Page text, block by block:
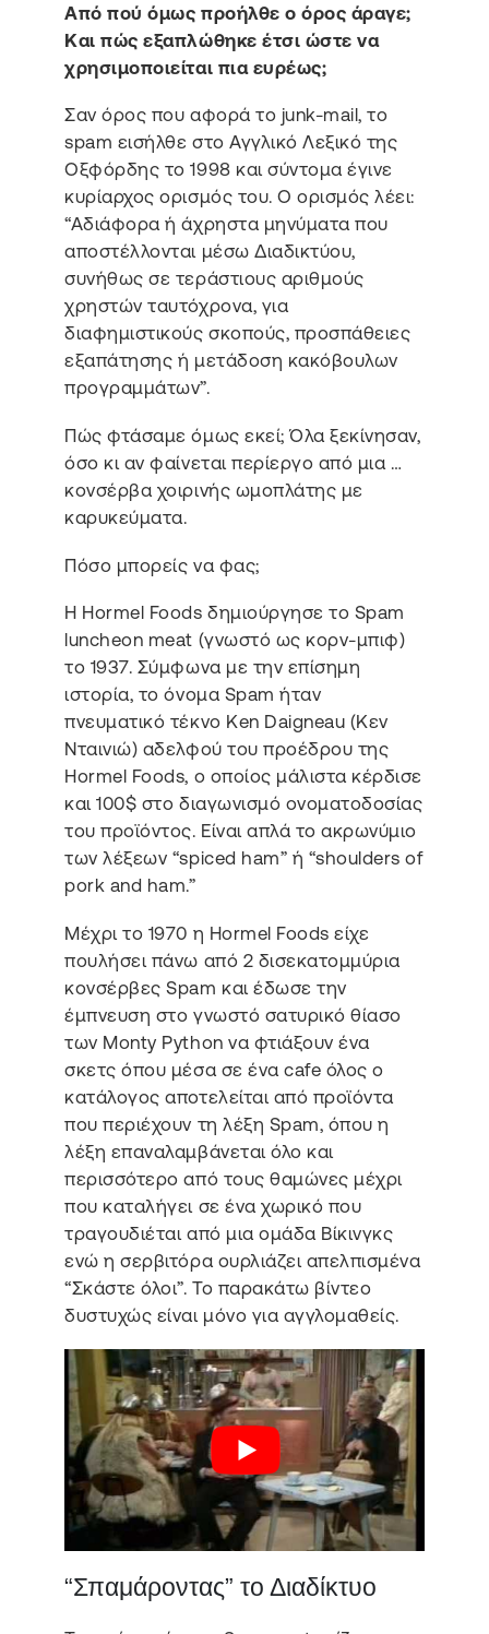
Από πού όμως προήλθε ο όρος άραγε;
Και πώς εξαπλώθηκε έτσι ώστε να
χρησιμοποιείται πια ευρέως;
Σαν όρος που αφορά το junk-mail, το
spam εισήλθε στο Αγγλικό Λεξικό της
Οξφόρδης το 1998 και σύντομα έγινε
κυρίαρχος ορισμός του. Ο ορισμός λέει:
“Αδιάφορα ή άχρηστα μηνύματα που
αποστέλλονται μέσω Διαδικτύου,
συνήθως σε τεράστιους αριθμούς
χρηστών ταυτόχρονα, για
διαφημιστικούς σκοπούς, προσπάθειες
εξαπάτησης ή μετάδοση κακόβουλων
προγραμμάτων”.
Πώς φτάσαμε όμως εκεί; Όλα ξεκίνησαν,
όσο κι αν φαίνεται περίεργο από μια …
κονσέρβα χοιρινής ωμοπλάτης με
καρυκεύματα.
Πόσο μπορείς να φας;
Η Hormel Foods δημιούργησε το Spam
luncheon meat (γνωστό ως κορν-μπιφ)
το 1937. Σύμφωνα με την επίσημη
ιστορία, το όνομα Spam ήταν
πνευματικό τέκνο Ken Daigneau (Κεν
Νταινιώ) αδελφού του προέδρου της
Hormel Foods, ο οποίος μάλιστα κέρδισε
και 100$ στο διαγωνισμό ονοματοδοσίας
του προϊόντος. Είναι απλά το ακρωνύμιο
των λέξεων “spiced ham” ή “shoulders of
pork and ham.”
Μέχρι το 1970 η Hormel Foods είχε
πουλήσει πάνω από 2 δισεκατομμύρια
κονσέρβες Spam και έδωσε την
έμπνευση στο γνωστό σατυρικό θίασο
των Monty Python να φτιάξουν ένα
σκετς όπου μέσα σε ένα cafe όλος ο
κατάλογος αποτελείται από προϊόντα
που περιέχουν τη λέξη Spam, όπου η
λέξη επαναλαμβάνεται όλο και
περισσότερο από τους θαμώνες μέχρι
που καταλήγει σε ένα χωρικό που
τραγουδιέται από μια ομάδα Βίκινγκς
ενώ η σερβιτόρα ουρλιάζει απελπισμένα
“Σκάστε όλοι”. Το παρακάτω βίντεο
δυστυχώς είναι μόνο για αγγλομαθείς.
“Σπαμάροντας” το Διαδίκτυο